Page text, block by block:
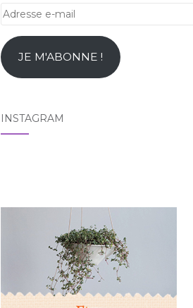
Adresse
mailJE M'ABONNE !
INSTAGRAM